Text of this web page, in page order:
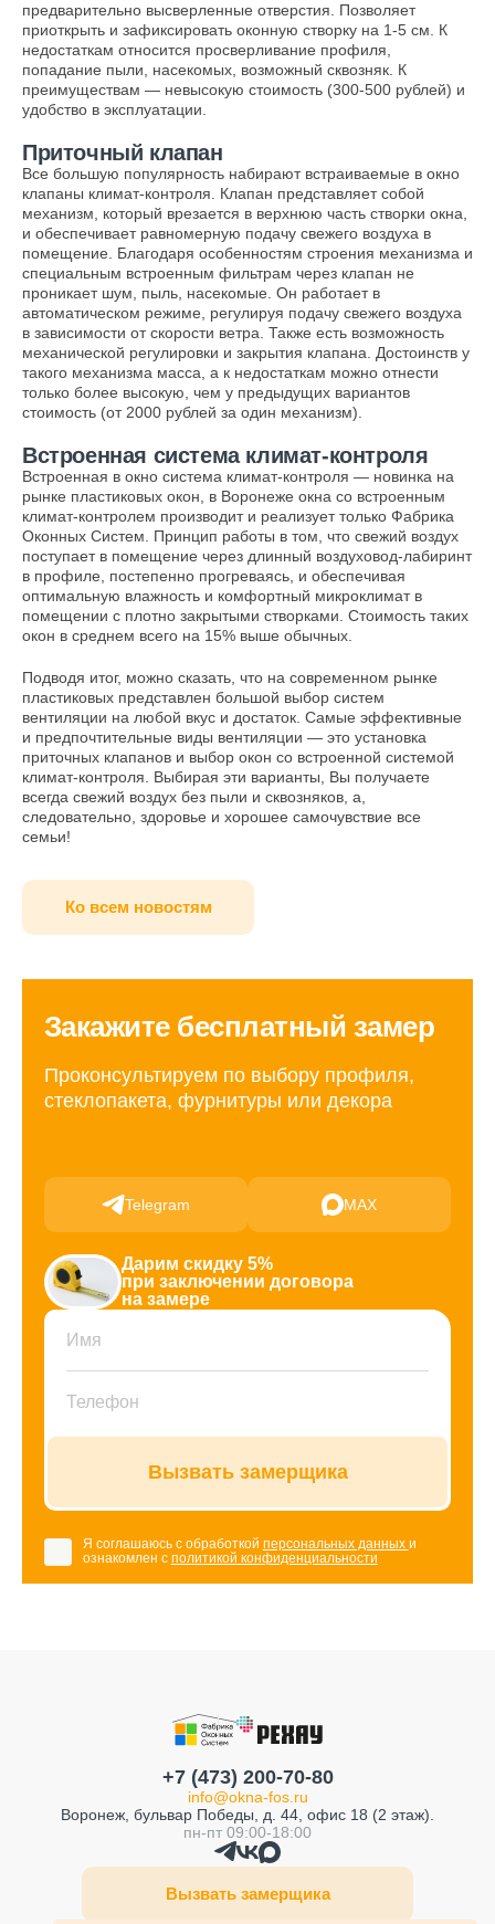
предварительно высверленные отверстия. Позволяет
приоткрыть и зафиксировать оконную створку на 1-5 см. К
недостаткам относится просверливание профиля,
попадание пыли, насекомых, возможный сквозняк. К
преимуществам — невысокую стоимость (300-500 рублей) и
удобство в эксплуатации.
Приточный клапан
Все большую популярность набирают встраиваемые в окно
клапаны климат-контроля. Клапан представляет собой
механизм, который врезается в верхнюю часть створки окна,
и обеспечивает равномерную подачу свежего воздуха в
помещение. Благодаря особенностям строения механизма и
специальным встроенным фильтрам через клапан не
проникает шум, пыль, насекомые. Он работает в
автоматическом режиме, регулируя подачу свежего воздуха
в зависимости от скорости ветра. Также есть возможность
механической регулировки и закрытия клапана. Достоинств у
такого механизма масса, а к недостаткам можно отнести
только более высокую, чем у предыдущих вариантов
стоимость (от 2000 рублей за один механизм).
Встроенная система климат-контроля
Встроенная в окно система климат-контроля — новинка на
рынке пластиковых окон, в Воронеже окна со встроенным
климат-контролем производит и реализует только Фабрика
Оконных Систем. Принцип работы в том, что свежий воздух
поступает в помещение через длинный воздуховод-лабиринт
в профиле, постепенно прогреваясь, и обеспечивая
оптимальную влажность и комфортный микроклимат в
помещении с плотно закрытыми створками. Стоимость таких
окон в среднем всего на 15% выше обычных.
Подводя итог, можно сказать, что на современном рынке
пластиковых представлен большой выбор систем
вентиляции на любой вкус и достаток. Самые эффективные
и предпочтительные виды вентиляции — это установка
приточных клапанов и выбор окон со встроенной системой
климат-контроля. Выбирая эти варианты, Вы получаете
всегда свежий воздух без пыли и сквозняков, а,
следовательно, здоровье и хорошее самочувствие все
семьи!
Ко всем новостям
Закажите бесплатный замер
Проконсультируем по выбору профиля,
стеклопакета, фурнитуры или декора
Telegram MAX
Дарим скидку 5%
при заключении договора
на замере
Вызвать замерщика
Я соглашаюсь с обработкой персональных данных и
ознакомлен с политикой конфиденциальности
+7 (473) 200-70-80
info@okna-fos.ru
Воронеж, бульвар Победы, д. 44, офис 18 (2 этаж).
пн-пт 09:00-18:00
Вызвать замерщика